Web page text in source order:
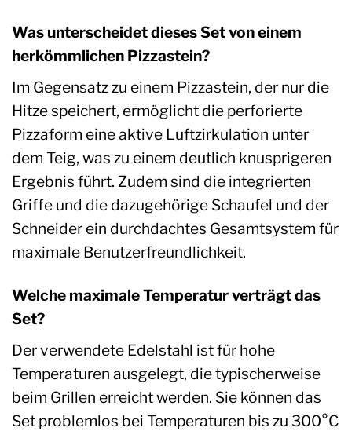
Was unterscheidet dieses Set von einem
herkömmlichen Pizzastein?
Im Gegensatz zu einem Pizzastein, der nur die
Hitze speichert, ermöglicht die perforierte
Pizzaform eine aktive Luftzirkulation unter
dem Teig, was zu einem deutlich knusprigeren
Ergebnis führt. Zudem sind die integrierten
Griffe und die dazugehörige Schaufel und der
Schneider ein durchdachtes Gesamtsystem für
maximale Benutzerfreundlichkeit.
Welche maximale Temperatur verträgt das
Set?
Der verwendete Edelstahl ist für hohe
Temperaturen ausgelegt, die typischerweise
beim Grillen erreicht werden. Sie können das
Set problemlos bei Temperaturen bis zu 300°C